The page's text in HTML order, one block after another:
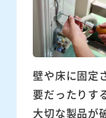
壁や床に固定
要だったりす
大切な製品が